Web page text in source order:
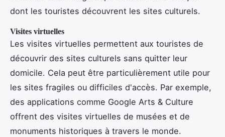
dont les touristes découvrent les sites culturels.
Visites virtuelles
Les visites virtuelles permettent aux touristes de
découvrir des sites culturels sans quitter leur
domicile. Cela peut être particulièrement utile pour
les sites fragiles ou difficiles d'accès. Par exemple,
des applications comme Google Arts & Culture
offrent des visites virtuelles de musées et de
monuments historiques à travers le monde.